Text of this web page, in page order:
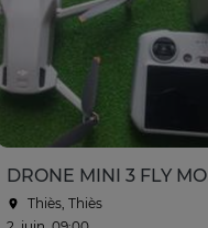
Thiès, Thiès